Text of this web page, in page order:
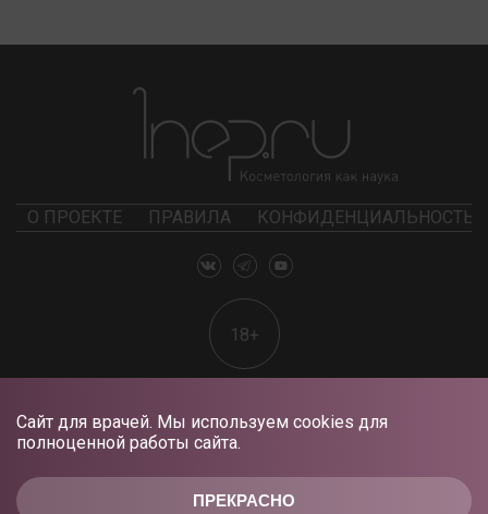
ПРЕКРАСНО
Сайт для врачей. Мы используем cookies для
полноценной работы сайта.
О ПРОЕКТЕ ПРАВИЛА КОНФИДЕНЦИАЛЬНОСТЬ
18+